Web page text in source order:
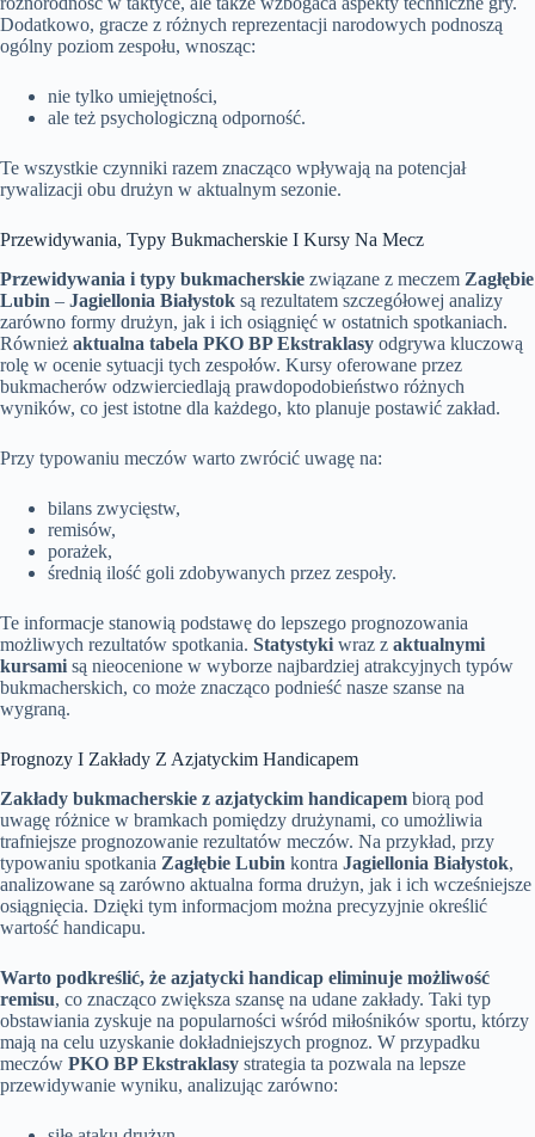
Dodatkowo, gracze z różnych reprezentacji narodowych podnoszą
ogólny poziom zespołu, wnosząc:
nie tylko umiejętności,
ale też psychologiczną odporność.
Te wszystkie czynniki razem znacząco wpływają na potencjał
rywalizacji obu drużyn w aktualnym sezonie.
Przewidywania, Typy Bukmacherskie I Kursy Na Mecz
Przewidywania i typy bukmacherskie związane z meczem Zagłębie
Lubin – Jagiellonia Białystok są rezultatem szczegółowej analizy
zarówno formy drużyn, jak i ich osiągnięć w ostatnich spotkaniach.
Również aktualna tabela PKO BP Ekstraklasy odgrywa kluczową
rolę w ocenie sytuacji tych zespołów. Kursy oferowane przez
bukmacherów odzwierciedlają prawdopodobieństwo różnych
wyników, co jest istotne dla każdego, kto planuje postawić zakład.
Przy typowaniu meczów warto zwrócić uwagę na:
bilans zwycięstw,
remisów,
porażek,
średnią ilość goli zdobywanych przez zespoły.
Te informacje stanowią podstawę do lepszego prognozowania
możliwych rezultatów spotkania. Statystyki wraz z aktualnymi
kursami są nieocenione w wyborze najbardziej atrakcyjnych typów
bukmacherskich, co może znacząco podnieść nasze szanse na
wygraną.
Prognozy I Zakłady Z Azjatyckim Handicapem
Zakłady bukmacherskie z azjatyckim handicapem biorą pod
uwagę różnice w bramkach pomiędzy drużynami, co umożliwia
trafniejsze prognozowanie rezultatów meczów. Na przykład, przy
typowaniu spotkania Zagłębie Lubin kontra Jagiellonia Białystok,
analizowane są zarówno aktualna forma drużyn, jak i ich wcześniejsze
osiągnięcia. Dzięki tym informacjom można precyzyjnie określić
wartość handicapu.
Warto podkreślić, że azjatycki handicap eliminuje możliwość
remisu, co znacząco zwiększa szansę na udane zakłady. Taki typ
obstawiania zyskuje na popularności wśród miłośników sportu, którzy
mają na celu uzyskanie dokładniejszych prognoz. W przypadku
meczów PKO BP Ekstraklasy strategia ta pozwala na lepsze
przewidywanie wyniku, analizując zarówno: